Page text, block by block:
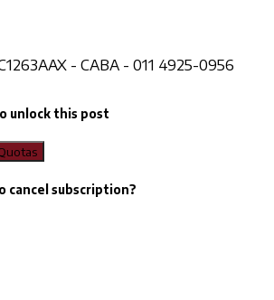
- CABA - 011 4925-0956
unlock this post
cancel subscription?